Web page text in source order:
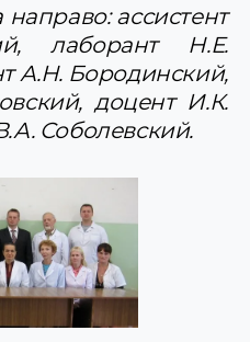
ассистент
лаборант Н.Е.
А.Н. Бородинский,
доцент И.К.
Соболевский.